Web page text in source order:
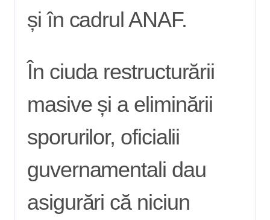
și în cadrul ANAF.
În ciuda restructurării
masive și a eliminării
sporurilor, oficialii
guvernamentali dau
asigurări că niciun